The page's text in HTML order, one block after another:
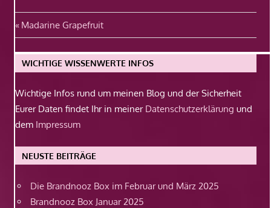
Beitragsnavigation
Vorheriger
Beitrag:
Madarine Grapefruit
WICHTIGE WISSENWERTE INFOS
Wichtige Infos rund um meinen Blog und der Sicherheit
Eurer Daten findet Ihr in meiner Datenschutzerklärung und
dem Impressum
NEUSTE BEITRÄGE
Die Brandnooz Box im Februar und März 2025
Brandnooz Box Januar 2025